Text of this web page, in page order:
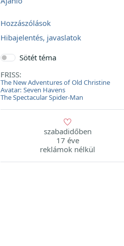
Hozzászólások
Hibajelentés, javaslatok
Sötét téma
FRISS:
The New Adventures of Old Christine
Avatar: Seven Havens
The Spectacular Spider-Man
szabadidőben
17 éve
reklámok nélkül